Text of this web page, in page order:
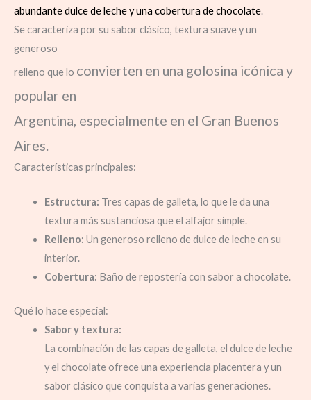
abundante dulce de leche y una cobertura de chocolate.
Se caracteriza por su sabor clásico, textura suave y un
generoso
relleno que lo convierten en una golosina icónica y
popular en
Argentina, especialmente en el Gran Buenos
Aires.
Características principales:
Estructura: Tres capas de galleta, lo que le da una
textura más sustanciosa que el alfajor simple.
Relleno: Un generoso relleno de dulce de leche en su
interior.
Cobertura: Baño de repostería con sabor a chocolate.
Qué lo hace especial:
Sabor y textura:
La combinación de las capas de galleta, el dulce de leche
y el chocolate ofrece una experiencia placentera y un
sabor clásico que conquista a varias generaciones.